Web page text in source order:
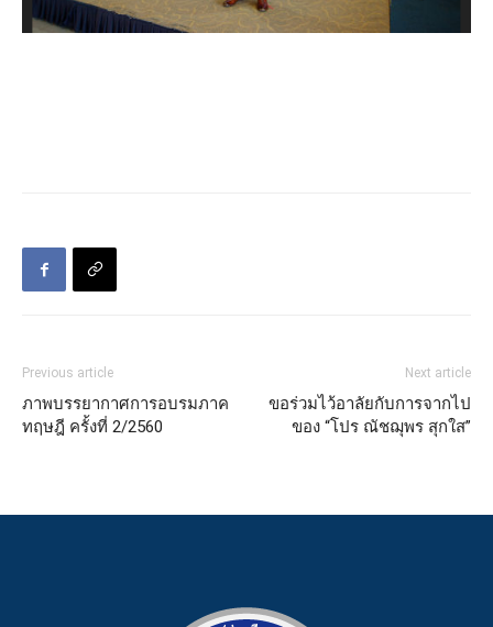
Previous article
ภาพบรรยากาศการอบรมภาค
ทฤษฎี ครั้งที่ 2/2560
Next article
ขอร่วมไว้อาลัยกับการจากไป
ของ “โปร ณัชฌุพร สุกใส”